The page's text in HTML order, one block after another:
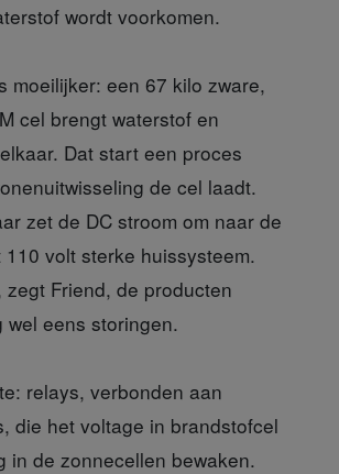
wordt voorkomen.
moeilijker: een 67 kilo zware,
cel brengt waterstof en
Dat start een proces
de cel laadt.
zet de DC stroom om naar de
110 volt sterke huissysteem.
zegt Friend, de producten
wel eens storingen.
relays, verbonden aan
die het voltage in brandstofcel
in de zonnecellen bewaken.